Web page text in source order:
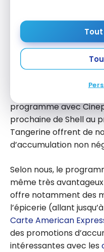
comment
utiliser ses
points
pour
économise
r sur un
voyage
Conclusion
Les changements au
sont négatifs pour les
programme avec
prochaine de Shell au
Tangerine offrent de
d’accumulation non
Selon nous, le
même très avantageux
offre notamment des
l’épicerie (allant
Carte American
des promotions
intéressantes avec les